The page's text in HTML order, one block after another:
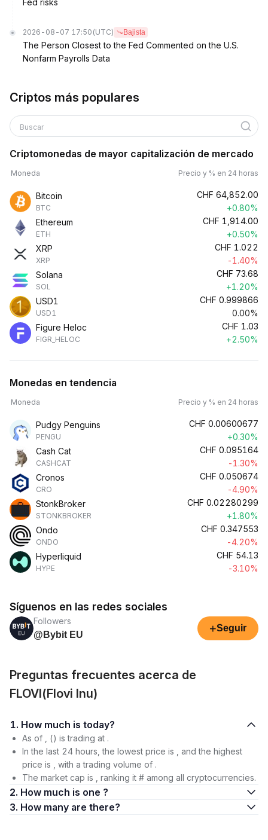
Fed risks
2026-08-07 17:50 (UTC) Bajista
The Person Closest to the Fed Commented on the U.S.
Nonfarm Payrolls Data
Criptos más populares
Buscar
Criptomonedas de mayor capitalización de mercado
Moneda Precio y % en 24 horas
Bitcoin
BTC
CHF 64,852.00
+0.80%
Ethereum
ETH
CHF 1,914.00
+0.50%
XRP
XRP
CHF 1.022
-1.40%
Solana
SOL
CHF 73.68
+1.20%
USD1
USD1
CHF 0.999866
0.00%
Figure Heloc
FIGR_HELOC
CHF 1.03
+2.50%
Monedas en tendencia
Moneda Precio y % en 24 horas
Pudgy Penguins
PENGU
CHF 0.00600677
+0.30%
Cash Cat
CASHCAT
CHF 0.095164
-1.30%
Cronos
CRO
CHF 0.050674
-4.90%
StonkBroker
STONKBROKER
CHF 0.02280299
+1.80%
Ondo
ONDO
CHF 0.347553
-4.20%
Hyperliquid
HYPE
CHF 54.13
-3.10%
Síguenos en las redes sociales
Followers
@Bybit EU
+Seguir
Preguntas frecuentes acerca de
FLOVI(Flovi Inu)
1. How much is today?
As of , () is trading at .
In the last 24 hours, the lowest price is , and the highest
price is , with a trading volume of .
The market cap is , ranking it # among all cryptocurrencies.
2. How much is one ?
3. How many are there?